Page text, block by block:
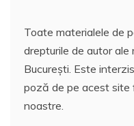
Toate materialele de
drepturile de autor ale
București. Este
poză de pe acest site
noastre.